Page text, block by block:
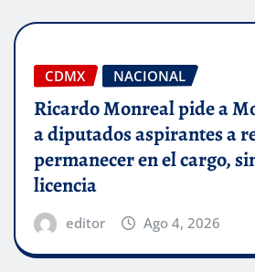
CDMX NACIONAL
Ricardo Monreal pide a
a diputados aspirantes a
permanecer en el cargo,
licencia
editor Ago 4, 2026